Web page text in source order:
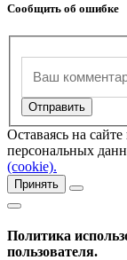
Сообщить об ошибке
Оставаясь на
персональных
(cookie).
Принять
Политика
пользователя.